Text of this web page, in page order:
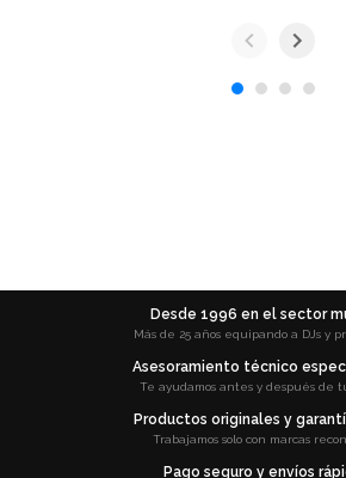
Desde 1996 en el sector
Más de 25 años equipando a DJs y
Asesoramiento técnico
Te ayudamos antes y después de
Productos originales y
Trabajamos solo con marcas
Pago seguro y envíos